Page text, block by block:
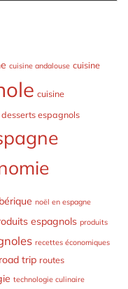
cuisine andalouse cuisine
cuisine
desserts espagnols
noël en espagne
espagnols produits
recettes économiques
road trip routes
technologie culinaire